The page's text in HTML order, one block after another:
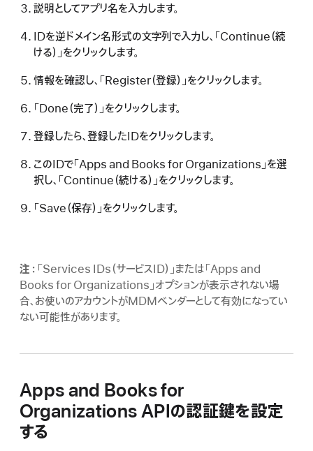
説明としてアプリ名を入力します。
IDを逆ドメイン名形式の文字列で入力し、「Continue（続
ける）」をクリックします。
情報を確認し、「Register（登録）」をクリックします。
「Done（完了）」をクリックします。
登録したら、登録したIDをクリックします。
このIDで「Apps and Books for Organizations」を選
択し、「Continue（続ける）」をクリックします。
「Save（保存）」をクリックします。
注： 「Services IDs（サービスID）」または「Apps and
Books for Organizations」オプションが表示されない場
合、お使いのアカウントがMDMベンダーとして有効になってい
ない可能性があります。
Apps and Books for
Organizations APIの認証鍵を設定
する